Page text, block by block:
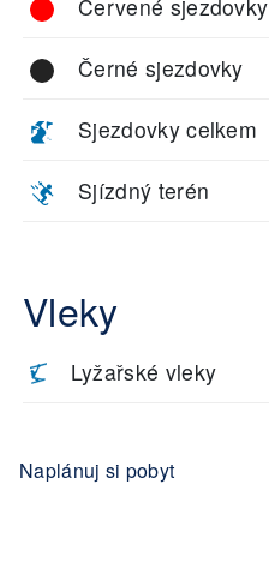
Červené sjezdovky
Černé sjezdovky
Sjezdovky celkem
Sjízdný terén
Vleky
Lyžařské vleky
Naplánuj si pobyt